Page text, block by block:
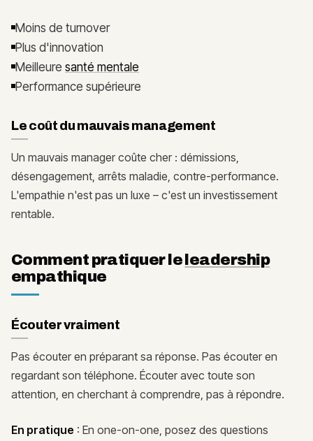
Moins de turnover
Plus d'innovation
Meilleure santé mentale
Performance supérieure
Le coût du mauvais management
Un mauvais manager coûte cher : démissions,
désengagement, arrêts maladie, contre-performance.
L'empathie n'est pas un luxe – c'est un investissement
rentable.
Comment pratiquer le leadership
empathique
Écouter vraiment
Pas écouter en préparant sa réponse. Pas écouter en
regardant son téléphone. Écouter avec toute son
attention, en cherchant à comprendre, pas à répondre.
En pratique : En one-on-one, posez des questions